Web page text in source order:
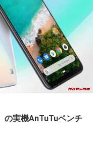
の実機AnTuTuベンチ